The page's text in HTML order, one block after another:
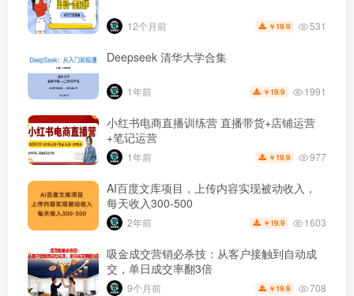
12个月前 ￥ 19.9 531
Deepseek 清华大学合集
1年前 ￥ 19.9 1991
小红书电商直播训练营 直播带货+店铺运营
+笔记运营
1年前 ￥ 19.9 977
AI百度文库项目，上传内容实现被动收入，
每天收入300-500
2年前 ￥ 19.9 1603
吸金成交营销必杀技：从客户接触到自动成
交，单日成交率翻3倍
9个月前 ￥ 19.9 708